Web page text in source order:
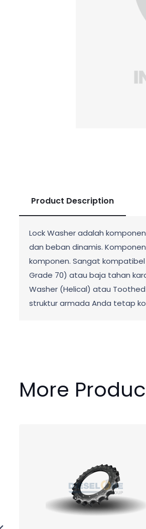
Product Description
Lock Washer adalah
dan beban dinamis.
komponen. Sangat kompatibel
Grade 70) atau baja tahan
Washer (Helical) atau
struktur armada Anda tetap
More